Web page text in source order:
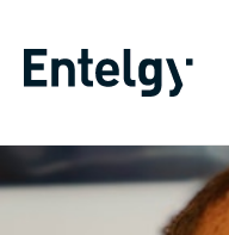
contenido